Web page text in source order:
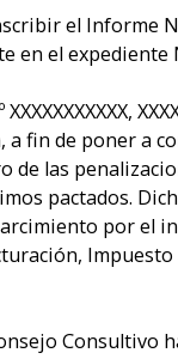
el Informe N°
el expediente
XXXXXXXXXXX,
a fin de poner a
de las
pactados.
por el
Consultivo